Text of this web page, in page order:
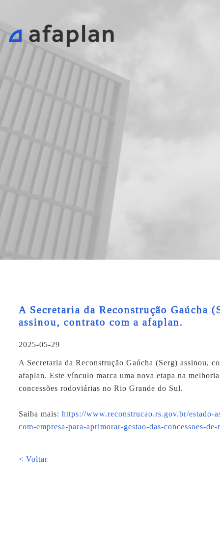
A Secretaria da Reconstrução Gaúcha
assinou, contrato com a afaplan.
2025-05-29
A Secretaria da Reconstrução Gaúcha (Serg) assinou,
afaplan. Este vínculo marca uma nova etapa na
concessões rodoviárias no Rio Grande do Sul.
Saiba mais: https://www.reconstrucao.rs.gov.br/estado-
com-empresa-para-aprimorar-gestao-das-concessoes-
< Voltar